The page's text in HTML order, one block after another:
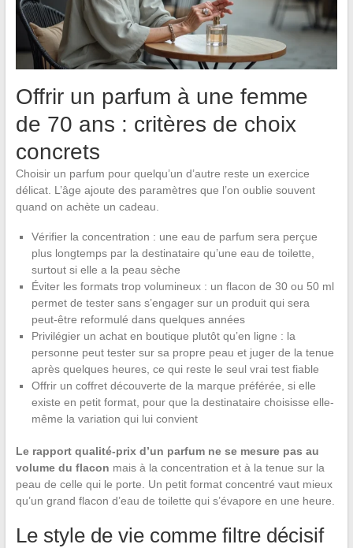
Offrir un parfum à une femme
de 70 ans : critères de choix
concrets
Choisir un parfum pour quelqu’un d’autre reste un exercice
délicat. L’âge ajoute des paramètres que l’on oublie souvent
quand on achète un cadeau.
Vérifier la concentration : une eau de parfum sera perçue
plus longtemps par la destinataire qu’une eau de toilette,
surtout si elle a la peau sèche
Éviter les formats trop volumineux : un flacon de 30 ou 50 ml
permet de tester sans s’engager sur un produit qui sera
peut-être reformulé dans quelques années
Privilégier un achat en boutique plutôt qu’en ligne : la
personne peut tester sur sa propre peau et juger de la tenue
après quelques heures, ce qui reste le seul vrai test fiable
Offrir un coffret découverte de la marque préférée, si elle
existe en petit format, pour que la destinataire choisisse elle-
même la variation qui lui convient
Le rapport qualité-prix d’un parfum ne se mesure pas au
volume du flacon mais à la concentration et à la tenue sur la
peau de celle qui le porte. Un petit format concentré vaut mieux
qu’un grand flacon d’eau de toilette qui s’évapore en une heure.
Le style de vie comme filtre décisif